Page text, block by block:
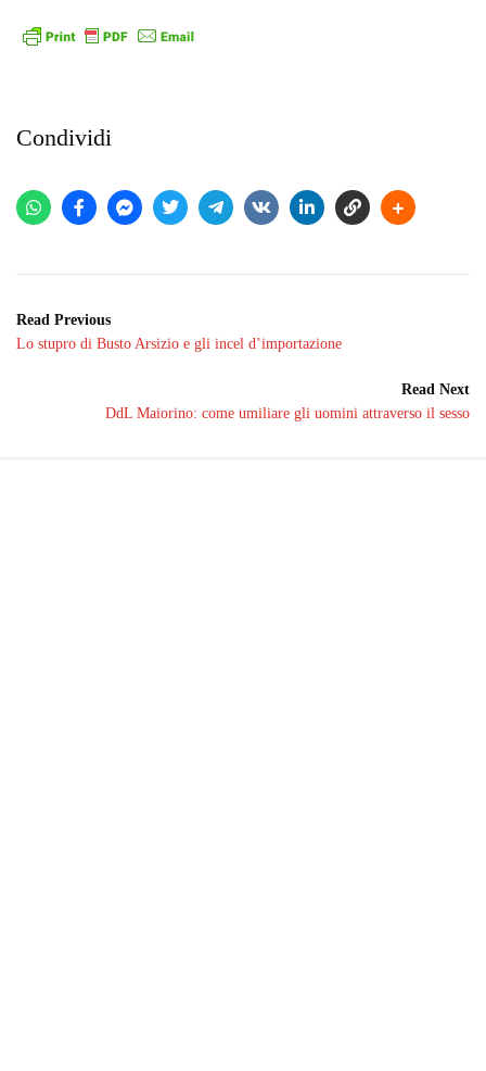
Condividi
Read Previous
Lo stupro di Busto Arsizio e gli incel d’importazione
Read Next
DdL Maiorino: come umiliare gli uomini attraverso il sesso